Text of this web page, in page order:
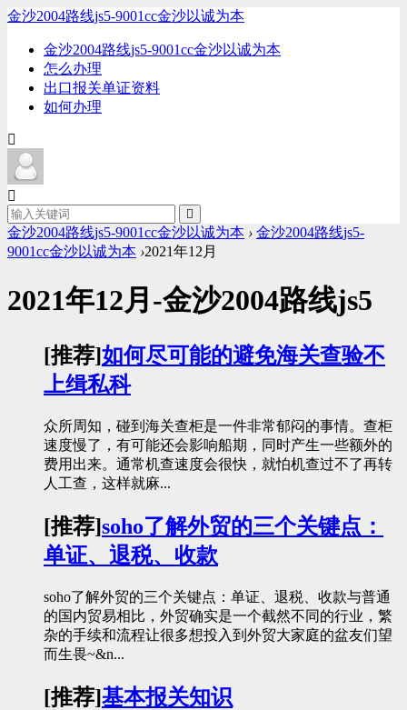
金沙2004路线js5-9001cc金沙以诚为本
金沙2004路线js5-9001cc金沙以诚为本
怎么办理
出口报关单证资料
如何办理
金沙2004路线js5-9001cc金沙以诚为本 › 金沙2004路线js5-
9001cc金沙以诚为本 ›2021年12月
2021年12月-金沙2004路线js5
[推荐]如何尽可能的避免海关查验不
上缉私科
众所周知，碰到海关查柜是一件非常郁闷的事情。查柜
速度慢了，有可能还会影响船期，同时产生一些额外的
费用出来。通常机查速度会很快，就怕机查过不了再转
人工查，这样就麻...
[推荐]soho了解外贸的三个关键点：
单证、退税、收款
soho了解外贸的三个关键点：单证、退税、收款与普通
的国内贸易相比，外贸确实是一个截然不同的行业，繁
杂的手续和流程让很多想投入到外贸大家庭的盆友们望
而生畏~&n...
[推荐]基本报关知识